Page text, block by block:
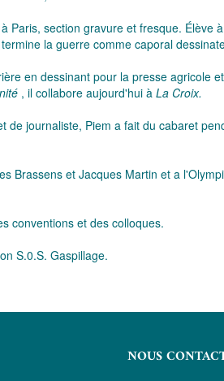
Paris, section gravure et fresque.
la guerre comme caporal
en dessinant pour la presse agricole
, il collabore aujourd'hui à La Croix.
de journaliste, Piem a fait du cabaret
Brassens et Jacques Martin et a
conventions et des colloques.
S.0.S. Gaspillage.
NOUS